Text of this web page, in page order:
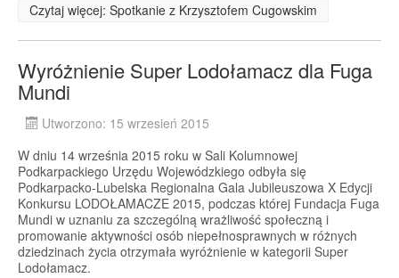
Czytaj więcej: Spotkanie z Krzysztofem Cugowskim
Wyróżnienie Super Lodołamacz dla Fuga
Mundi
Utworzono: 15 wrzesień 2015
W dniu 14 września 2015 roku w Sali Kolumnowej
Podkarpackiego Urzędu Wojewódzkiego odbyła się
Podkarpacko-Lubelska Regionalna Gala Jubileuszowa X Edycji
Konkursu LODOŁAMACZE 2015, podczas której Fundacja Fuga
Mundi w uznaniu za szczególną wrażliwość społeczną i
promowanie aktywności osób niepełnosprawnych w różnych
dziedzinach życia otrzymała wyróżnienie w kategorii Super
Lodołamacz.